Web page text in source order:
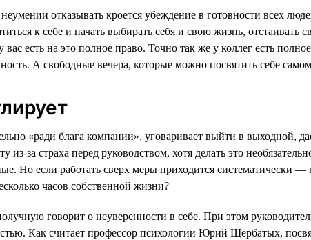
отказывать кроется убеждение в готовности всех
к себе и начать выбирать себя и свою жизнь,
есть на это полное право. Точно так же у коллег есть
А свободные вечера, которые можно посвятить себе
«ради блага компании», уговаривает выйти в выходной,
за страха перед руководством, хотя делать это
Но если работать сверх меры приходится систематически —
часов собственной жизни?
говорит о неуверенности в себе. При этом
Как считает профессор психологии Юрий Щербатых,